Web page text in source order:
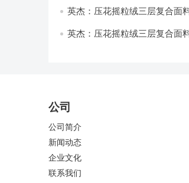
英杰：压花摇粒绒三层复合面
英杰：压花摇粒绒三层复合面
公司
公司简介
新闻动态
企业文化
联系我们